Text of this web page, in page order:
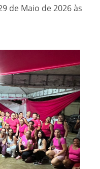
de Maio de 2026 às